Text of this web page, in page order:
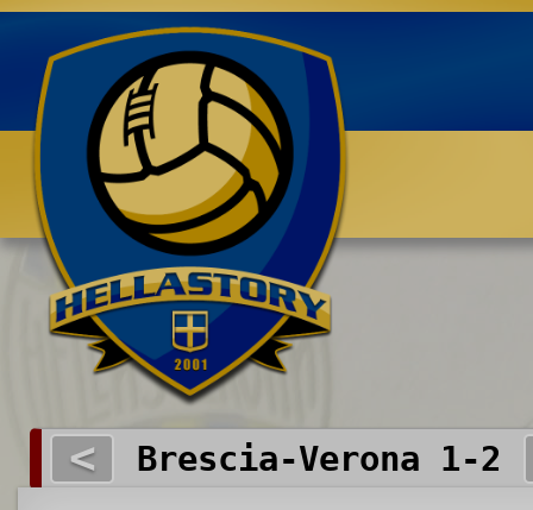
Benvenuti su HELLASTORY.net
< Brescia-Verona 1-2